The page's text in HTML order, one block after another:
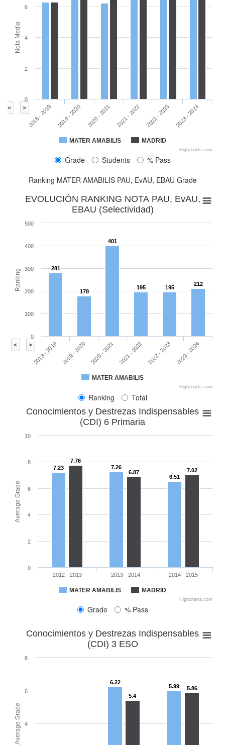
< >
Nota Media
MATER AMABILIS MADRID
2018 - 2019 2019 - 2020 2020 - 2021 2021 - 2022 2022 - 2023 2023 - 2024
0
2
4
6
Highcharts.com
Grade Students
% Pass
Ranking MATER AMABILIS PAU, EvAU, EBAU Grade
< >
Ranking
EVOLUCIÓN RANKING NOTA PAU, EvAU,
EBAU (Selectividad)
281
178
401
195 195
212
MATER AMABILIS
2018 - 2019 2019 - 2020 2020 - 2021 2021 - 2022 2022 - 2023 2023 - 2024
0
100
200
300
400
500
Highcharts.com
Ranking Total
Average Grade
Conocimientos y Destrezas Indispensables
(CDI) 6 Primaria
7.23
7.26
6.51
7.76
6.87
7.02
MATER AMABILIS MADRID
2012 - 2013 2013 - 2014 2014 - 2015
0
2
4
6
8
10
Highcharts.com
Grade % Pass
Average Grade
Conocimientos y Destrezas Indispensables
(CDI) 3 ESO
6.22
5.99
5.4
5.86
4
6
8